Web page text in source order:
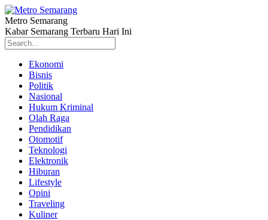
Metro Semarang
Kabar Semarang Terbaru Hari Ini
Ekonomi
Bisnis
Politik
Nasional
Hukum Kriminal
Olah Raga
Pendidikan
Otomotif
Teknologi
Elektronik
Hiburan
Lifestyle
Opini
Traveling
Kuliner